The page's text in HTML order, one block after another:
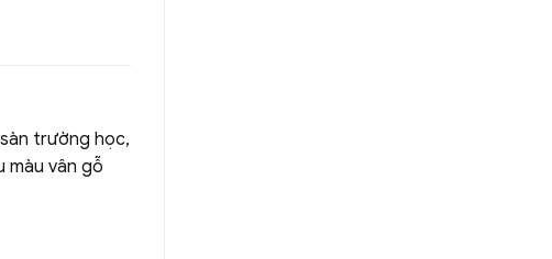
trường học,
màu vân gỗ